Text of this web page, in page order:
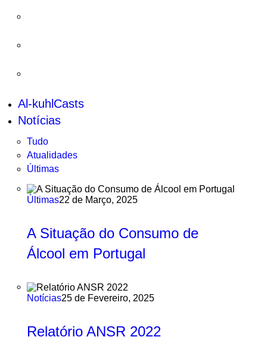
Al-kuhlCasts
Notícias
Tudo
Atualidades
Últimas
Últimas22 de Março, 2025
A Situação do Consumo de
Álcool em Portugal
Notícias25 de Fevereiro, 2025
Relatório ANSR 2022